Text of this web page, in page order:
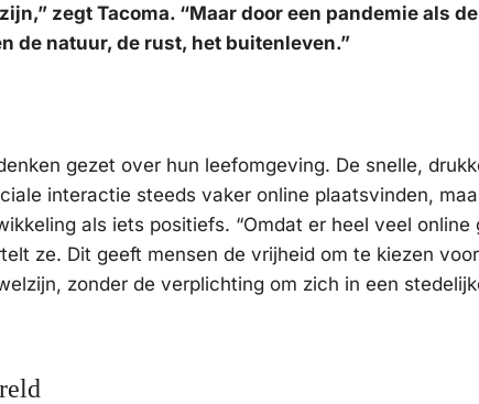
zegt Tacoma. “Maar door een pandemie als
de natuur, de rust, het buitenleven.”
gezet over hun leefomgeving. De snelle,
interactie steeds vaker online plaatsvinden,
als iets positiefs. “Omdat er heel veel online
ze. Dit geeft mensen de vrijheid om te kiezen
zonder de verplichting om zich in een